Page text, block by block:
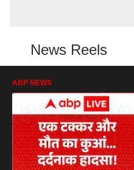
News Reels
ABP NEWS